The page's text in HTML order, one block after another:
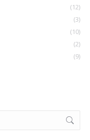
(12)
(3)
(10)
(2)
(9)